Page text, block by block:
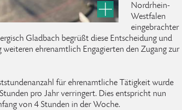
Nordrhein-
Westfalen
eingebrachter
Gladbach begrüßt diese Entscheidung und
ehrenamtlich Engagierten den Zugang zur
für ehrenamtliche Tätigkeit wurde
pro Jahr verringert. Dies entspricht nun
von 4 Stunden in der Woche.